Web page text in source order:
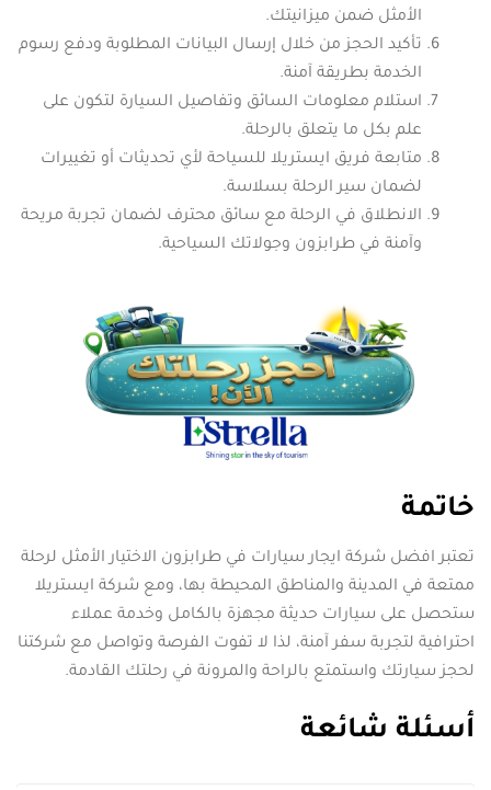
الأمثل ضمن ميزانيتك.
تأكيد الحجز من خلال إرسال البيانات المطلوبة ودفع رسوم
الخدمة بطريقة آمنة.
استلام معلومات السائق وتفاصيل السيارة لتكون على
علم بكل ما يتعلق بالرحلة.
متابعة فريق ايستريلا للسياحة لأي تحديثات أو تغييرات
لضمان سير الرحلة بسلاسة.
الانطلاق في الرحلة مع سائق محترف لضمان تجربة مريحة
وآمنة في طرابزون وجولاتك السياحية.
خاتمة
تعتبر افضل شركة ايجار سيارات في طرابزون الاختيار الأمثل لرحلة
ممتعة في المدينة والمناطق المحيطة بها، ومع شركة ايستريلا
ستحصل على سيارات حديثة مجهزة بالكامل وخدمة عملاء
احترافية لتجربة سفر آمنة، لذا لا تفوت الفرصة وتواصل مع شركتنا
لحجز سيارتك واستمتع بالراحة والمرونة في رحلتك القادمة.
أسئلة شائعة